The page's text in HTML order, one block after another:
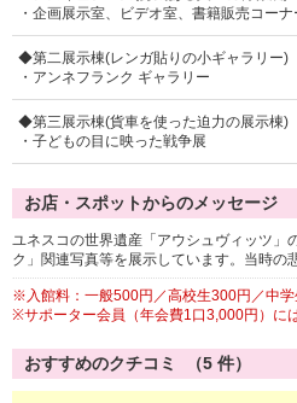
・企画展示室、ビデオ室、書籍販売コーナ
◆第二展示棟(レンガ貼りの小ギャラリー)
・アンネフランク ギャラリー
◆第三展示棟(貨車を使った迫力の展示棟)
・子どもの目に映った戦争展
お店・スポットからのメッセージ
ユネスコの世界遺産「アウシュヴィッツ」
ク」関連写真等を展示しています。当時
※入館料：一般500円／高校生300円／中
※サポーター会員（年会費1口3,000円）に
おすすめのクチコミ （5 件）